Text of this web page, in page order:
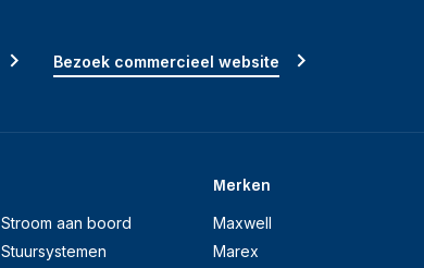
Stroom aan boord
Stuursystemen
Merken
Maxwell
Marex
Bezoek commercieel website